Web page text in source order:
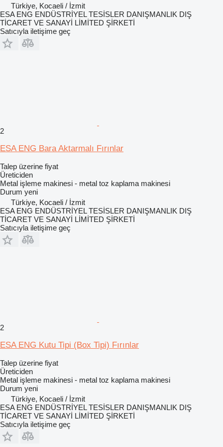
Türkiye, Kocaeli / İzmit
ESA ENG ENDÜSTRİYEL TESİSLER DANIŞMANLIK DIŞ
TİCARET VE SANAYİ LİMİTED ŞİRKETİ
Satıcıyla iletişime geç
2
ESA ENG Bara Aktarmalı Fırınlar
Talep üzerine fiyat
Üreticiden
Metal işleme makinesi - metal toz kaplama makinesi
Durum yeni
Türkiye, Kocaeli / İzmit
ESA ENG ENDÜSTRİYEL TESİSLER DANIŞMANLIK DIŞ
TİCARET VE SANAYİ LİMİTED ŞİRKETİ
Satıcıyla iletişime geç
2
ESA ENG Kutu Tipi (Box Tipi) Fırınlar
Talep üzerine fiyat
Üreticiden
Metal işleme makinesi - metal toz kaplama makinesi
Durum yeni
Türkiye, Kocaeli / İzmit
ESA ENG ENDÜSTRİYEL TESİSLER DANIŞMANLIK DIŞ
TİCARET VE SANAYİ LİMİTED ŞİRKETİ
Satıcıyla iletişime geç